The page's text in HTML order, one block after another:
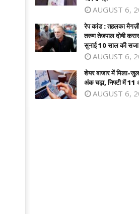
उमशंकर सिंह के निधन से दुखी बसपा प्रमुख
कभी नहीं किया विश्वासघात’
September
10, 2024
AUGUST 6,
रेप कांड : तहलका
तरुण तेजपाल दोषी
सुनाई 10 साल की सजा
AUGUST 6,
शेयर बाजार में
अंक चढ़ा, निफ्टी में 11
AUGUST 6,